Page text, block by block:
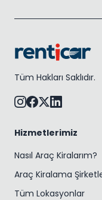
Tüm Hakları Saklıdır.
Hizmetlerimiz
Nasıl Araç Kiralarım?
Araç Kiralama
Tüm Lokasyonlar